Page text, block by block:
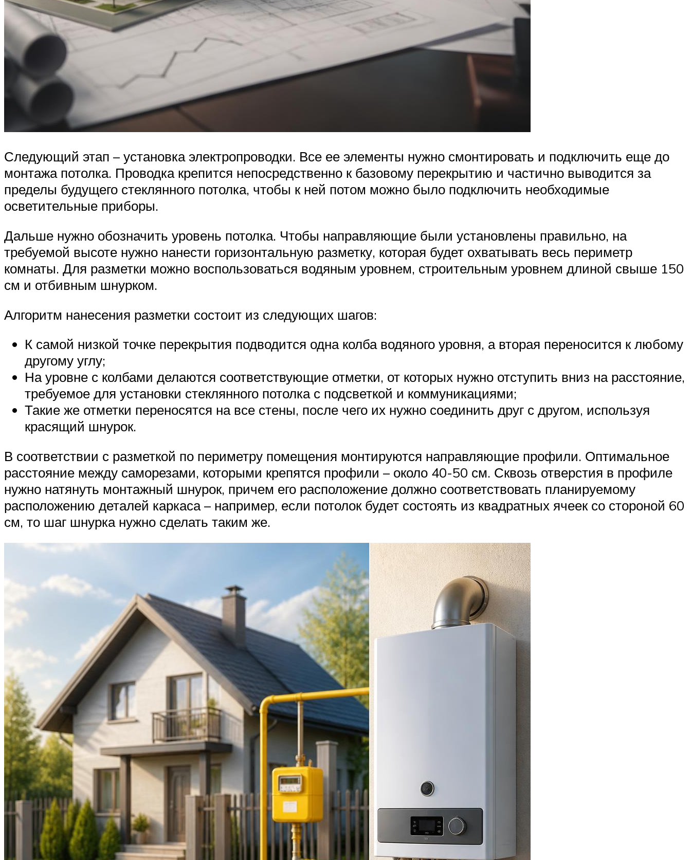
Следующий этап – установка электропроводки. Все ее элементы нужно смонтировать и подключить еще до
монтажа потолка. Проводка крепится непосредственно к базовому перекрытию и частично выводится за
пределы будущего стеклянного потолка, чтобы к ней потом можно было подключить необходимые
осветительные приборы.
Дальше нужно обозначить уровень потолка. Чтобы направляющие были установлены правильно, на
требуемой высоте нужно нанести горизонтальную разметку, которая будет охватывать весь периметр
комнаты. Для разметки можно воспользоваться водяным уровнем, строительным уровнем длиной свыше 150
см и отбивным шнурком.
Алгоритм нанесения разметки состоит из следующих шагов:
К самой низкой точке перекрытия подводится одна колба водяного уровня, а вторая переносится к любому
другому углу;
На уровне с колбами делаются соответствующие отметки, от которых нужно отступить вниз на расстояние,
требуемое для установки стеклянного потолка с подсветкой и коммуникациями;
Такие же отметки переносятся на все стены, после чего их нужно соединить друг с другом, используя
красящий шнурок.
В соответствии с разметкой по периметру помещения монтируются направляющие профили. Оптимальное
расстояние между саморезами, которыми крепятся профили – около 40-50 см. Сквозь отверстия в профиле
нужно натянуть монтажный шнурок, причем его расположение должно соответствовать планируемому
расположению деталей каркаса – например, если потолок будет состоять из квадратных ячеек со стороной 60
см, то шаг шнурка нужно сделать таким же.